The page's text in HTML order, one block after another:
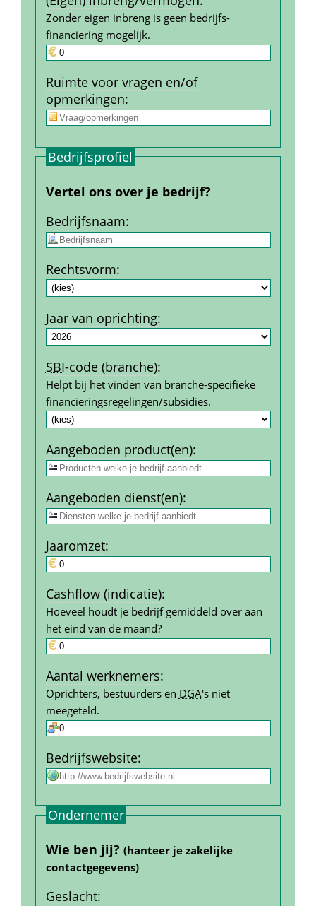
Zonder eigen inbreng is geen bedrijfs­
financiering mogelijk.
Ruimte voor vragen en/of
opmerkingen:
Bedrijfs­profiel
Vertel ons over je bedrijf?
Bedrijfs­naam:
Rechtsvorm:
Jaar van oprichting:
SBI-code (branche):
Helpt bij het vinden van branche-specifieke
financierings­regelingen/subsidies.
Aangeboden product(en):
Aangeboden dienst(en):
Jaar­omzet:
Cashflow (indicatie):
Hoeveel houdt je bedrijf gemiddeld over aan
het eind van de maand?
Aantal werk­nemers:
Oprichters, bestuurders en DGA's niet
meegeteld.
Bedrijfs­website:
Ondernemer
Wie ben jij? (hanteer je zakelijke
contact­gegevens)
Geslacht: